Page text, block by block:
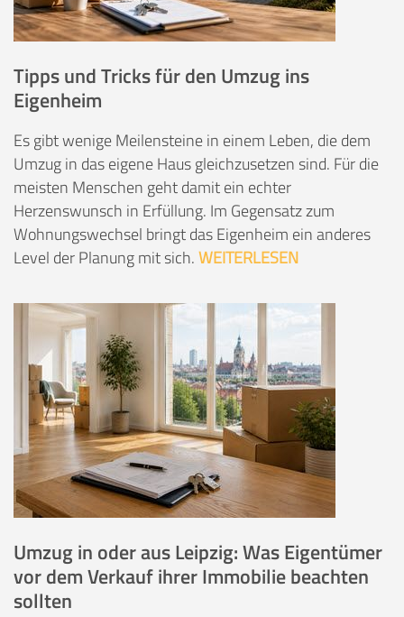
Tipps und Tricks für den Umzug ins
Eigenheim
Es gibt wenige Meilensteine in einem Leben, die dem
Umzug in das eigene Haus gleichzusetzen sind. Für die
meisten Menschen geht damit ein echter
Herzenswunsch in Erfüllung. Im Gegensatz zum
Wohnungswechsel bringt das Eigenheim ein anderes
Level der Planung mit sich.WEITERLESEN
Umzug in oder aus Leipzig: Was Eigentümer
vor dem Verkauf ihrer Immobilie beachten
sollten